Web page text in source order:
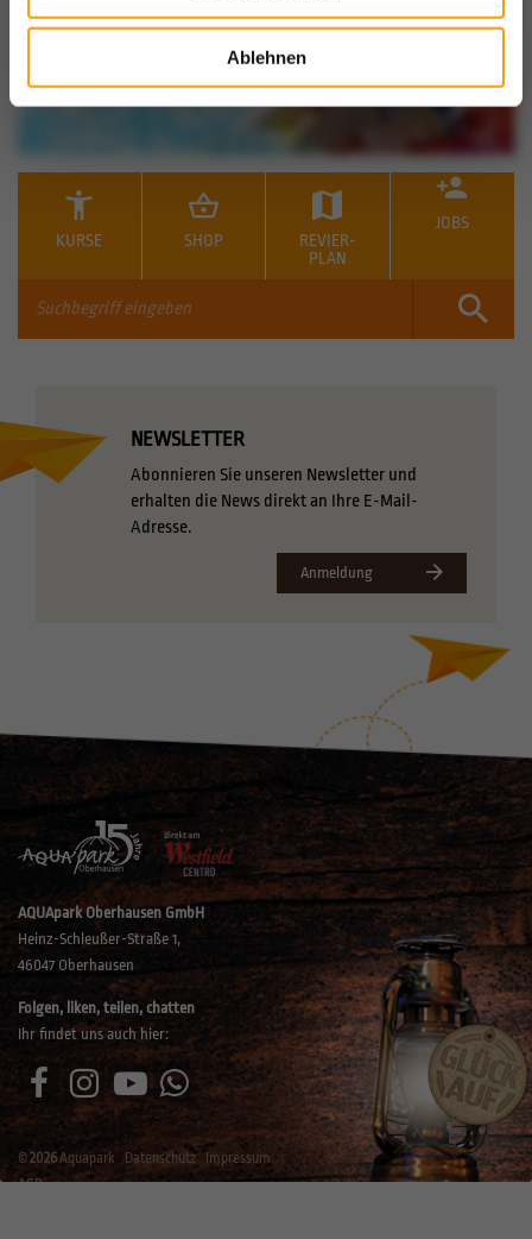
Ablehnen
KURSE SHOP
REVIER-
PLAN
JOBS
NEWSLETTER
Abonnieren Sie unseren Newsletter und
erhalten die News direkt an Ihre E-Mail-
Adresse.
Anmeldung
AQUApark Oberhausen GmbH
Heinz-Schleußer-Straße 1,
46047 Oberhausen
©2026Aquapark Datenschutz
Impressum
AGB
Folgen, liken, teilen, chatten
Ihr findet uns auch hier: